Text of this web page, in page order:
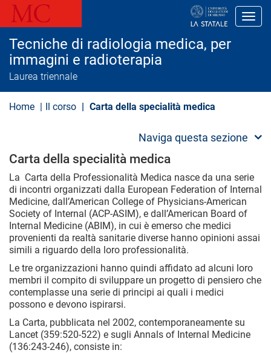
l
Tecniche di radiologia medica, per
immagini e radioterapia
Laurea triennale
Home Il corso Carta della specialità medica
Naviga questa sezione
Carta della specialità medica
La Carta della Professionalità Medica nasce da una serie
di incontri organizzati dalla European Federation of Internal
Medicine, dall’American College of Physicians-American
Society of Internal (ACP-ASIM), e dall’American Board of
Internal Medicine (ABIM), in cui è emerso che medici
provenienti da realtà sanitarie diverse hanno opinioni assai
simili a riguardo della loro professionalità.
Le tre organizzazioni hanno quindi affidato ad alcuni loro
membri il compito di sviluppare un progetto di pensiero che
contemplasse una serie di principi ai quali i medici
possono e devono ispirarsi.
La Carta, pubblicata nel 2002, contemporaneamente su
Lancet (359:520-522) e sugli Annals of Internal Medicine
(136:243-246), consiste in: